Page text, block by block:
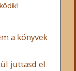
a könyvek
juttasd el